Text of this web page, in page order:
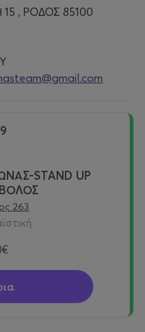
αόρατοι πίσω
το γέλιο ενώνει
γίνεται αυτό
γέφυρα μεταξύ
δεν εξαιρείται. Αλλά ας
ετών)
για τις διακοπές
σε ποιο
θα κάνουν. Ήρθαν να
πώς. Η μηχανή δεν
, ΡΟΔΟΣ 85100
STAND UP
ΒΟΛΟΣ
263